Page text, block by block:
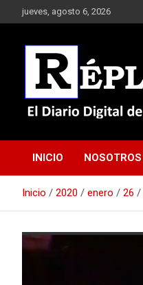
Saltar
al
jueves, agosto 6, 2026
Réplica
INICIO NOSOTROS
Inicio 2020 enero 26